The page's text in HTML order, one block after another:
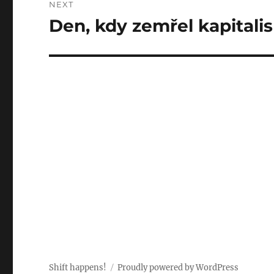
NEXT
Next
Den, kdy zemřel
Shift happens! Proudly powered by WordPress